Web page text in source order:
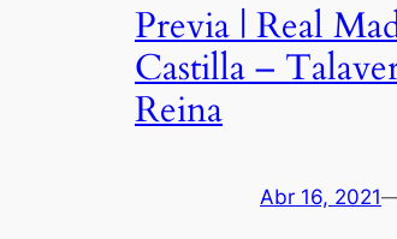
Previa | Real
Castilla –
Reina
Abr 16, 2021